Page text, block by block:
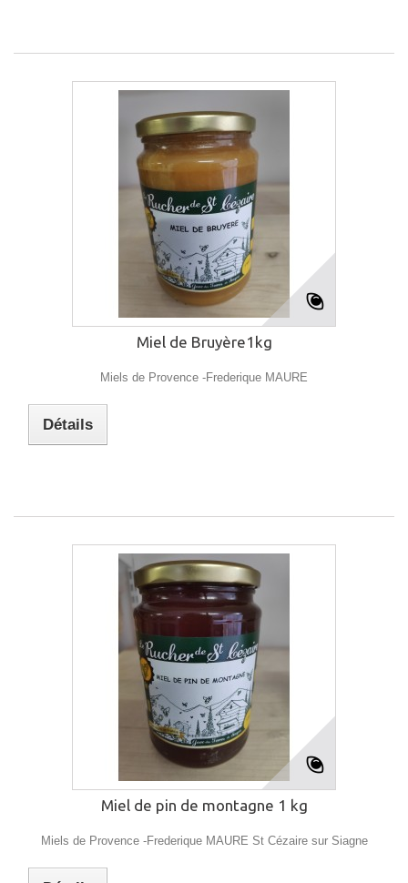
Miel de Bruyère1kg
Miels de Provence -Frederique MAURE
Détails
Miel de pin de montagne 1 kg
Miels de Provence -Frederique MAURE St Cézaire sur Siagne